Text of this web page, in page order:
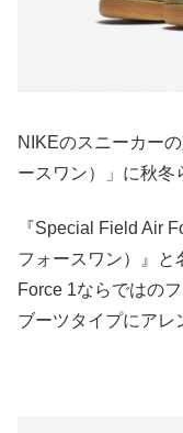
NIKEのスニーカー
ースワン）」に秋冬
『Special Field Air
フォースワン）』と
Force 1ならではの
ブーツタイプにアレ